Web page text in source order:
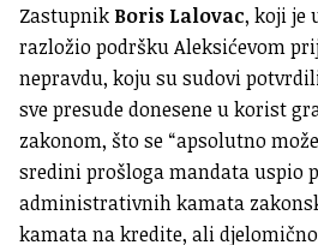
Zastupnik Boris Lalovac, koji je
razložio podršku Aleksićevom
nepravdu, koju su sudovi
sve presude donesene u korist
zakonom, što se “apsolutno
sredini prošloga mandata uspio
administrativnih kamata
kamata na kredite, ali